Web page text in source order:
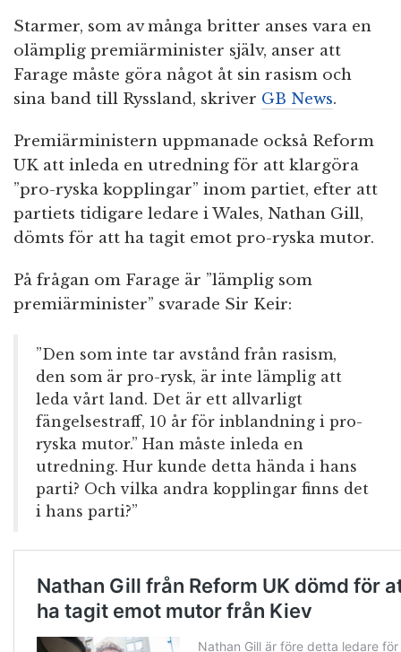
Starmer, som av många britter anses vara en
olämplig premiärminister själv, anser att
Farage måste göra något åt sin rasism och
sina band till Ryssland, skriver GB News.
Premiärministern uppmanade också Reform
UK att inleda en utredning för att klargöra
”pro-ryska kopplingar” inom partiet, efter att
partiets tidigare ledare i Wales, Nathan Gill,
dömts för att ha tagit emot pro-ryska mutor.
På frågan om Farage är ”lämplig som
premiärminister” svarade Sir Keir:
”Den som inte tar avstånd från rasism,
den som är pro-rysk, är inte lämplig att
leda vårt land. Det är ett allvarligt
fängelsestraff, 10 år för inblandning i pro-
ryska mutor.” Han måste inleda en
utredning. Hur kunde detta hända i hans
parti? Och vilka andra kopplingar finns det
i hans parti?”